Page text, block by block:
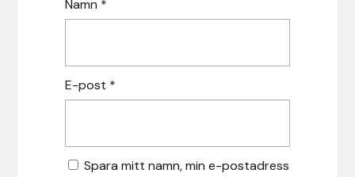
Namn *
E-post *
Spara mitt namn, min e-postadress